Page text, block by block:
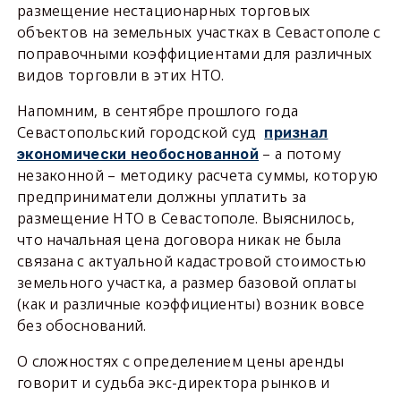
размещение нестационарных торговых
объектов на земельных участках в Севастополе с
поправочными коэффициентами для различных
видов торговли в этих НТО.
Напомним, в сентябре прошлого года
Севастопольский городской суд признал
экономически необоснованной – а потому
незаконной – методику расчета суммы, которую
предприниматели должны уплатить за
размещение НТО в Севастополе. Выяснилось,
что начальная цена договора никак не была
связана с актуальной кадастровой стоимостью
земельного участка, а размер базовой оплаты
(как и различные коэффициенты) возник вовсе
без обоснований.
О сложностях с определением цены аренды
говорит и судьба экс-директора рынков и